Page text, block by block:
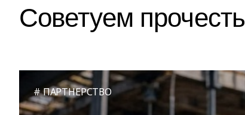
Советуем прочесть
ПАРТНЕРСТВО